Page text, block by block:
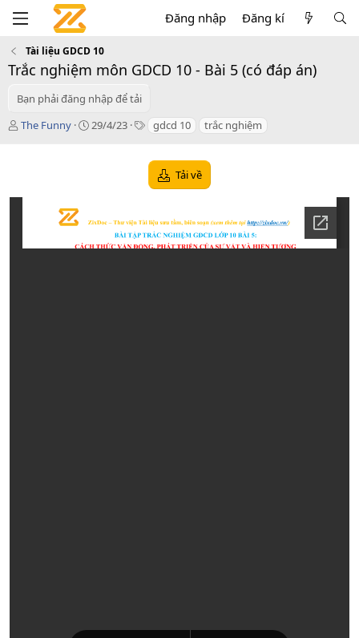
Đăng nhập Đăng kí
Tài liệu GDCD 10
Trắc nghiệm môn GDCD 10 - Bài 5 (có đáp án)
Bạn phải đăng nhập để tải
T
ả
The Funny
C
n
29/4/23
T
s
gdcd 10 trắc nghiệm
Tải về